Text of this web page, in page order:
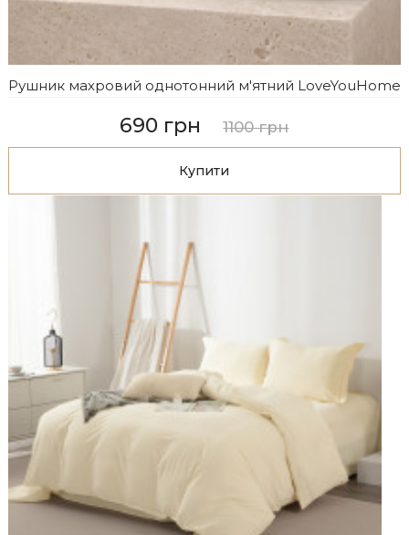
Рушник махровий однотонний м'ятний LoveYouHome
690 грн 1100 грн
Купити